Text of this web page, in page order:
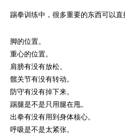
踢拳训练中，很多重要的东西可以直
脚的位置。
重心的位置。
肩膀有没有放松。
髋关节有没有转动。
防守有没有掉下来。
踢腿是不是只用腿在甩。
出拳有没有用到身体核心。
呼吸是不是太紧张。